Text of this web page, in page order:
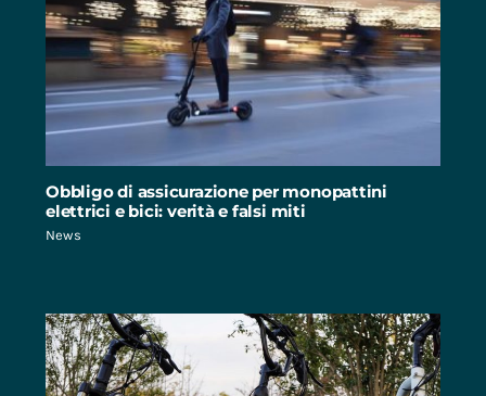
Obbligo di assicurazione per monopattini
elettrici e bici: verità e falsi miti
News